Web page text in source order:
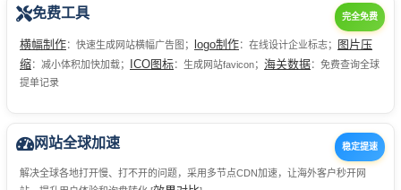
完全免费
免费工具
横幅制作：快速生成网站横幅广告图； logo制作：在线设计企业标志； 图片压
缩：减小体积加快加载； ICO图标：生成网站favicon； 海关数据：免费查询全球
提单记录
稳定提速
网站全球加速
解决全球各地打开慢、打不开的问题，采用多节点CDN加速，让海外客户秒开网